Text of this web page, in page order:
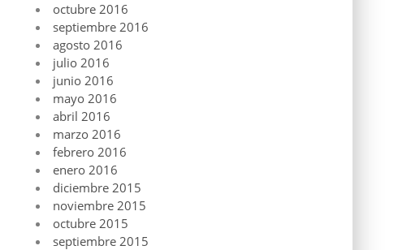
octubre 2016
septiembre 2016
agosto 2016
julio 2016
junio 2016
mayo 2016
abril 2016
marzo 2016
febrero 2016
enero 2016
diciembre 2015
noviembre 2015
octubre 2015
septiembre 2015